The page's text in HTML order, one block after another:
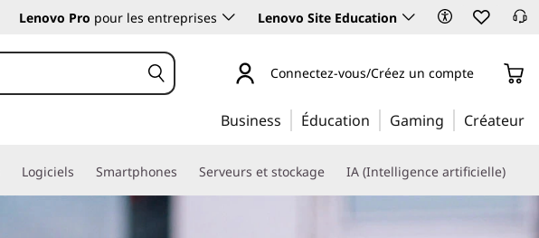
Lenovo Pro pour les entreprises Lenovo Site Education
Connectez-vous/Créez un compte
Business Éducation Gaming Créateur
Logiciels Smartphones Serveurs et stockage IA (Intelligence artificielle)